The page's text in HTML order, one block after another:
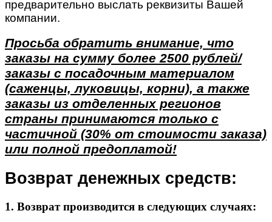
предварительно выслать реквизиты Вашей
компании.
Просьба обратить внимание, что
заказы на сумму более 2500 рублей/
заказы с посадочным материалом
(саженцы, луковицы, корни), а также
заказы из отделенных регионов
страны принимаются только с
частичной (30% от стоимости заказа)
или полной предоплатой!
Возврат денежных средств:
1. Возврат производится в следующих случаях: